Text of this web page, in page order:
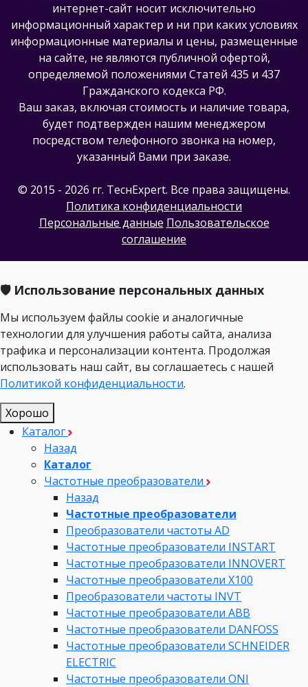
интернет-сайт носит исключительно
информационный характер и ни при каких условиях
информационные материалы и цены, размещенные
на сайте, не являются публичной офертой,
определяемой положениями Статей 435 и 437
Гражданского кодекса РФ.
Ваш заказ, включая стоимость и наличие товара,
будет подтвержден нашим менеджером
посредством телефонного звонка на номер,
указанный Вами при заказе.
© 2015 - 2026 гг. ТеcнExpert. Все права защищены.
Политика конфиденциальности
Персональные данные Пользовательское
соглашение
🛡️ Использование персональных данных
Мы используем файлы cookie и аналогичные
технологии для улучшения работы сайта, анализа
трафика и персонализации контента. Продолжая
использовать наш сайт, вы соглашаетесь с нашей
Политикой конфиденциальности.
Хорошо
Каталог
Назад
Каталог
Частотные преобразователи
Назад
Частотные преобразователи
Преобразователи частоты AD
Частотные преобразователи INSTART
Частотные преобразователи INNOVERT
Частотные преобразователи Х100
Преобразователи частоты INVT
Частотные преобразователи ABB
Частотные преобразователи DANFOSS
Частотные преобразователи SCHNEIDER
ELECTRIC
Частотные преобразователи ONI